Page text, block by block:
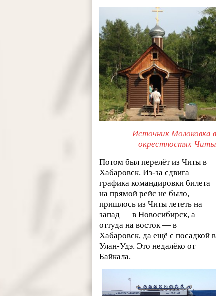
Источник Молоковка в
окрестностях Читы
Потом был перелёт из Читы в
Хабаровск. Из-за сдвига
графика командировки билета
на прямой рейс не было,
пришлось из Читы лететь на
запад — в Новосибирск, а
оттуда на восток — в
Хабаровск, да ещё с посадкой в
Улан-Удэ. Это недалёко от
Байкала.